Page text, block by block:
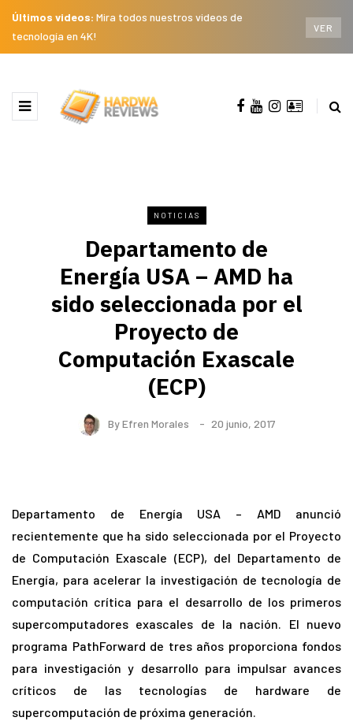
Últimos videos: Mira todos nuestros videos de
tecnología en 4K!
VER
NOTICIAS
Departamento de
Energía USA – AMD ha
sido seleccionada por el
Proyecto de
Computación Exascale
(ECP)
ByEfren Morales 20 junio, 2017
Departamento de Energía USA – AMD anunció
recientemente que ha sido seleccionada por el Proyecto
de Computación Exascale (ECP), del Departamento de
Energía, para acelerar la investigación de tecnología de
computación crítica para el desarrollo de los primeros
supercomputadores exascales de la nación. El nuevo
programa PathForward de tres años proporciona fondos
para investigación y desarrollo para impulsar avances
críticos de las tecnologías de hardware de
supercomputación de próxima generación.